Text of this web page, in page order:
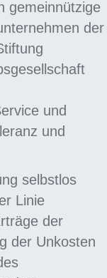
gemeinnützige
der
und
und
selbstlos
Linie
der
der Unkosten